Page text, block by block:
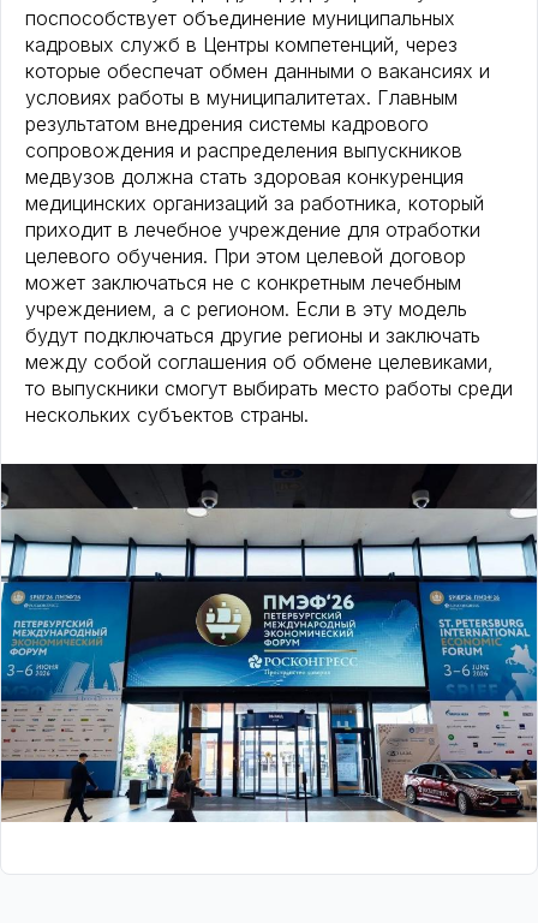
поспособствует объединение муниципальных
кадровых служб в Центры компетенций, через
которые обеспечат обмен данными о вакансиях и
условиях работы в муниципалитетах. Главным
результатом внедрения системы кадрового
сопровождения и распределения выпускников
медвузов должна стать здоровая конкуренция
медицинских организаций за работника, который
приходит в лечебное учреждение для отработки
целевого обучения. При этом целевой договор
может заключаться не с конкретным лечебным
учреждением, а с регионом. Если в эту модель
будут подключаться другие регионы и заключать
между собой соглашения об обмене целевиками,
то выпускники смогут выбирать место работы среди
нескольких субъектов страны.